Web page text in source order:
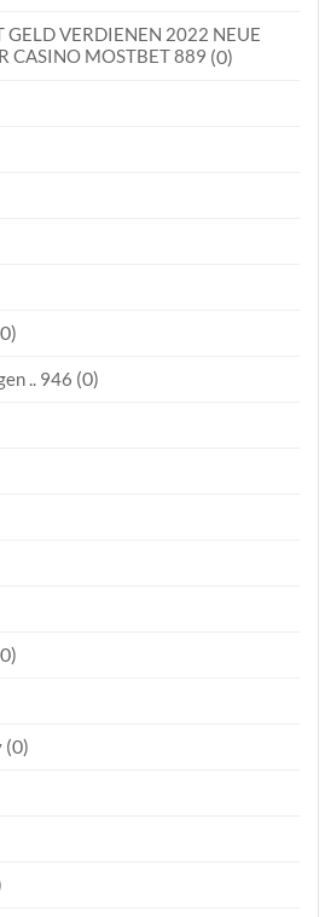
GELD VERDIENEN 2022 NEUE
CASINO MOSTBET 889 (0)
.. 946 (0)
(0)